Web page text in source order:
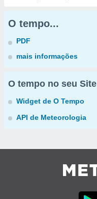
O tempo...
PDF
mais informações
O tempo no seu Site
Widget de O Tempo
API de Meteorologia